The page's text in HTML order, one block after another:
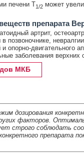
печени T1/2может
препарата
артрит,
позвоночнике,
и опорно-двигательного
заболевания верхних
МКБ
дозирования
факторов.
строго соблюдать
препарата